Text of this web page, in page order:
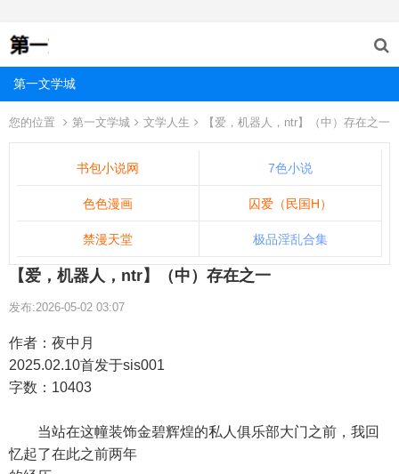
第一文学城
您的位置 第一文学城 文学人生 【爱，机器人，ntr】（中）存在之一
书包小说网 7色小说
色色漫画 囚爱（民国H）
禁漫天堂 极品淫乱合集
【爱，机器人，ntr】（中）存在之一
发布:2026-05-02 03:07
作者：夜中月
2025.02.10首发于sis001
字数：10403
当站在这幢装饰金碧辉煌的私人俱乐部大门之前，我回
忆起了在此之前两年